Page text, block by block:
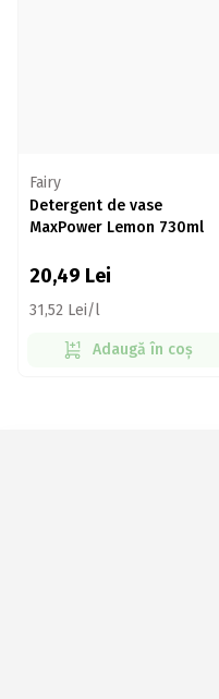
Fairy
Detergent de vase
MaxPower Lemon 730ml
20,49 Lei
31,52 Lei/l
Adaugă în coș